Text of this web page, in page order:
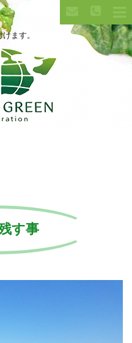
ます。
す事